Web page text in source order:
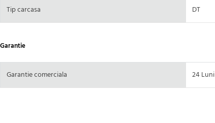
Tip carcasa DT
Garantie
Garantie comerciala 24 Luni